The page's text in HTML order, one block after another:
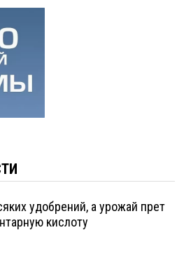
удобрений, а урожай прет
кислоту